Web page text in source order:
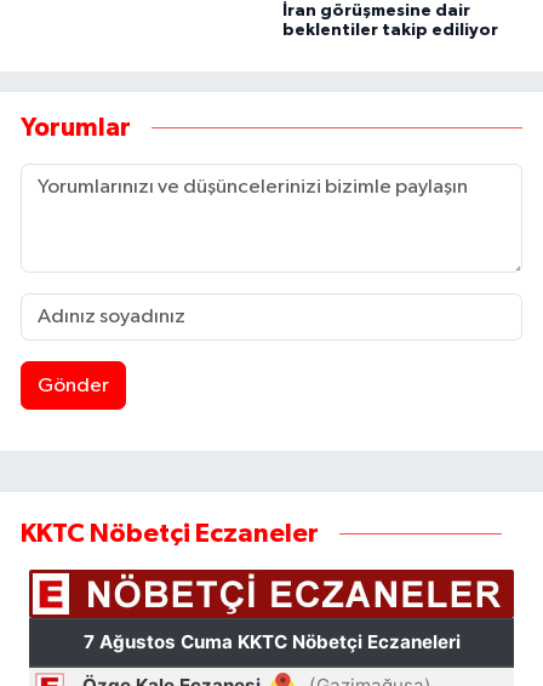
İran görüşmesine dair
beklentiler takip ediliyor
Yorumlar
Gönder
KKTC Nöbetçi Eczaneler